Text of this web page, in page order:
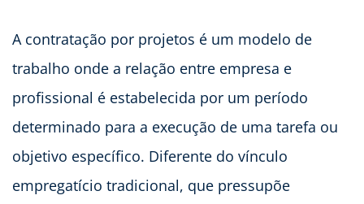
A contratação por projetos é um modelo de
trabalho onde a relação entre empresa e
profissional é estabelecida por um período
determinado para a execução de uma tarefa ou
objetivo específico. Diferente do vínculo
empregatício tradicional, que pressupõe